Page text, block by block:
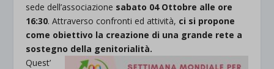
sede dell’associazione sabato 04 Ottobre alle ore
16:30. Attraverso confronti ed attività, ci si propone
come obiettivo la creazione di una grande rete a
sostegno della genitorialità.
Quest’